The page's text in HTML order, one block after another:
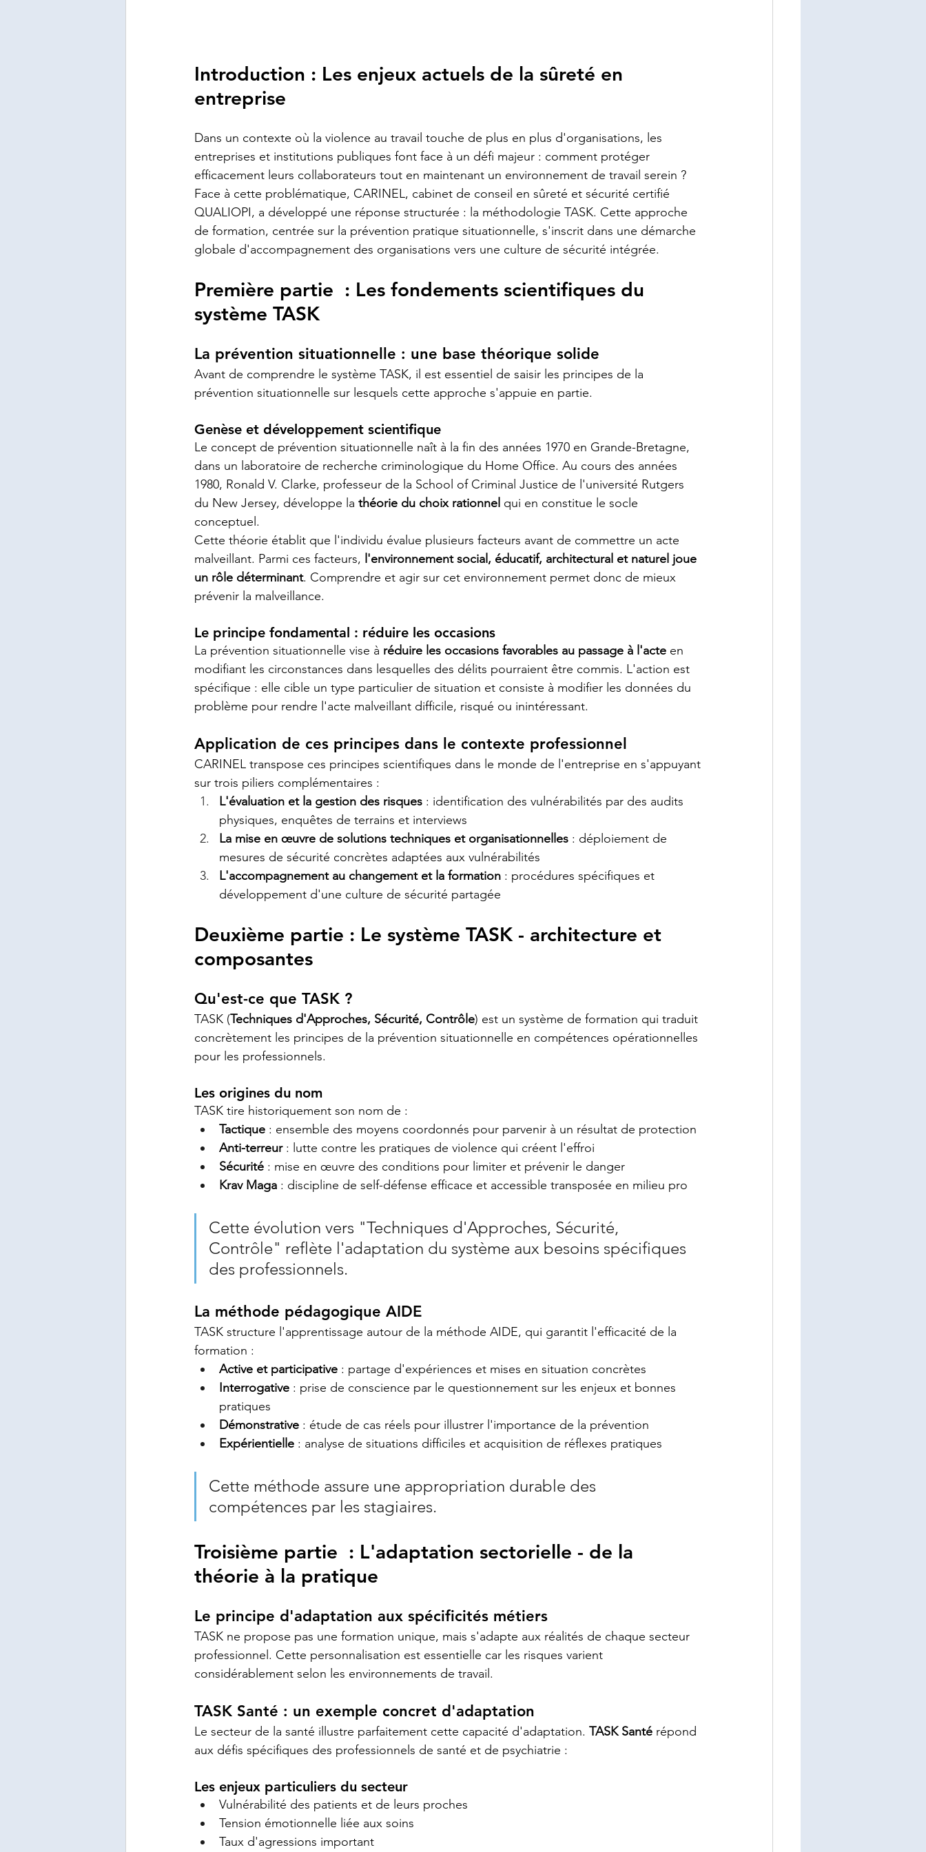
Introduction : Les enjeux actuels de la sûreté en
entreprise
Dans un contexte où la violence au travail touche de plus en plus d'organisations, les
entreprises et institutions publiques font face à un défi majeur : comment protéger
efficacement leurs collaborateurs tout en maintenant un environnement de travail serein ?
Face à cette problématique, CARINEL, cabinet de conseil en sûreté et sécurité certifié
QUALIOPI, a développé une réponse structurée : la méthodologie TASK. Cette approche
de formation, centrée sur la prévention pratique situationnelle, s'inscrit dans une démarche
globale d'accompagnement des organisations vers une culture de sécurité intégrée.
Première partie  : Les fondements scientifiques du
système TASK
La prévention situationnelle : une base théorique solide
Avant de comprendre le système TASK, il est essentiel de saisir les principes de la
prévention situationnelle sur lesquels cette approche s'appuie en partie.
Genèse et développement scientifique
Le concept de prévention situationnelle naît à la fin des années 1970 en Grande-Bretagne,
dans un laboratoire de recherche criminologique du Home Office. Au cours des années
1980, Ronald V. Clarke, professeur de la School of Criminal Justice de l'université Rutgers
du New Jersey, développe la théorie du choix rationnel qui en constitue le socle
conceptuel.
Cette théorie établit que l'individu évalue plusieurs facteurs avant de commettre un acte
malveillant. Parmi ces facteurs, l'environnement social, éducatif, architectural et naturel joue
un rôle déterminant. Comprendre et agir sur cet environnement permet donc de mieux
prévenir la malveillance.
Le principe fondamental : réduire les occasions
La prévention situationnelle vise à réduire les occasions favorables au passage à l'acte en
modifiant les circonstances dans lesquelles des délits pourraient être commis. L'action est
spécifique : elle cible un type particulier de situation et consiste à modifier les données du
problème pour rendre l'acte malveillant difficile, risqué ou inintéressant.
Application de ces principes dans le contexte professionnel
CARINEL transpose ces principes scientifiques dans le monde de l'entreprise en s'appuyant
sur trois piliers complémentaires :
L'évaluation et la gestion des risques : identification des vulnérabilités par des audits
physiques, enquêtes de terrains et interviews
La mise en œuvre de solutions techniques et organisationnelles : déploiement de
mesures de sécurité concrètes adaptées aux vulnérabilités
L'accompagnement au changement et la formation : procédures spécifiques et
développement d'une culture de sécurité partagée
Deuxième partie : Le système TASK - architecture et
composantes
Qu'est-ce que TASK ?
TASK (Techniques d'Approches, Sécurité, Contrôle) est un système de formation qui traduit
concrètement les principes de la prévention situationnelle en compétences opérationnelles
pour les professionnels.
Les origines du nom
TASK tire historiquement son nom de :
Tactique : ensemble des moyens coordonnés pour parvenir à un résultat de protection
Anti-terreur : lutte contre les pratiques de violence qui créent l'effroi
Sécurité : mise en œuvre des conditions pour limiter et prévenir le danger
Krav Maga : discipline de self-défense efficace et accessible transposée en milieu pro
Cette évolution vers "Techniques d'Approches, Sécurité,
Contrôle" reflète l'adaptation du système aux besoins spécifiques
des professionnels.
La méthode pédagogique AIDE
TASK structure l'apprentissage autour de la méthode AIDE, qui garantit l'efficacité de la
formation :
Active et participative : partage d'expériences et mises en situation concrètes
Interrogative : prise de conscience par le questionnement sur les enjeux et bonnes
pratiques
Démonstrative : étude de cas réels pour illustrer l'importance de la prévention
Expérientielle : analyse de situations difficiles et acquisition de réflexes pratiques
Cette méthode assure une appropriation durable des
compétences par les stagiaires.
Troisième partie  : L'adaptation sectorielle - de la
théorie à la pratique
Le principe d'adaptation aux spécificités métiers
TASK ne propose pas une formation unique, mais s'adapte aux réalités de chaque secteur
professionnel. Cette personnalisation est essentielle car les risques varient
considérablement selon les environnements de travail.
TASK Santé : un exemple concret d'adaptation
Le secteur de la santé illustre parfaitement cette capacité d'adaptation. TASK Santé répond
aux défis spécifiques des professionnels de santé et de psychiatrie :
Les enjeux particuliers du secteur
Vulnérabilité des patients et de leurs proches
Tension émotionnelle liée aux soins
Taux d'agressions important